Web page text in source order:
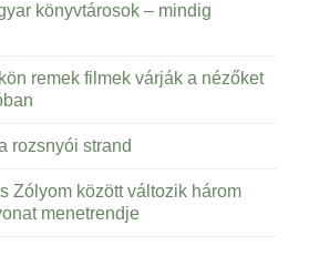
könyvtárosok – mindig
remek filmek várják a nézőket
rozsnyói strand
Zólyom között változik három
menetrendje